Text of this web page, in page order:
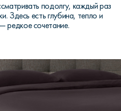
подолгу, каждый раз
Здесь есть глубина, тепло и
редкое сочетание.